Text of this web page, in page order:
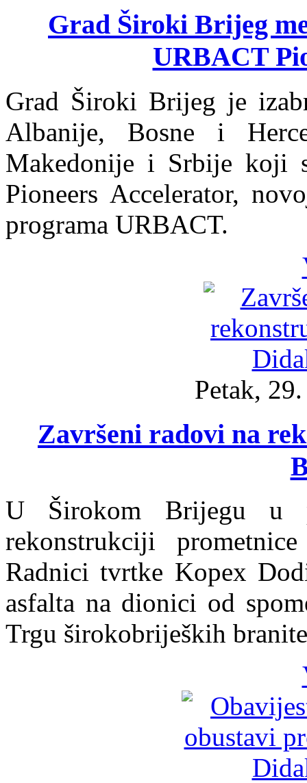
Grad Široki Brijeg
URBACT
Grad Široki Brijeg je
Albanije, Bosne i
Makedonije i Srbije koji
Pioneers Accelerator,
programa URBACT.
Petak,
Završeni radovi na
U Širokom Brijegu u
rekonstrukciji
Radnici tvrtke Kopex
asfalta na dionici od
Trgu širokobrijeških